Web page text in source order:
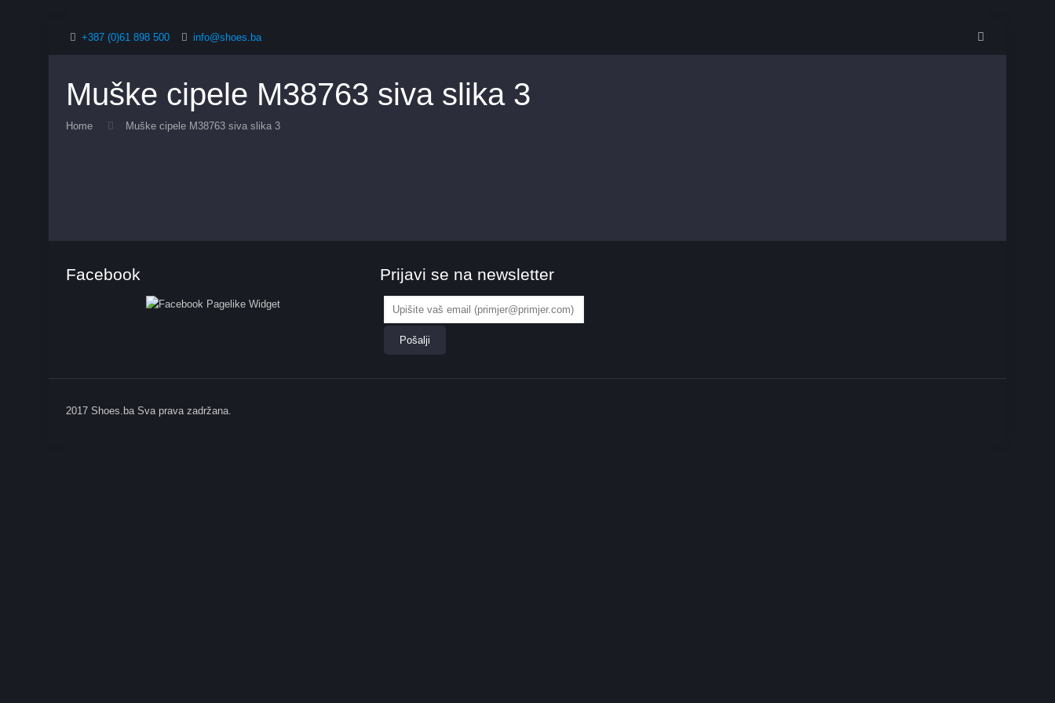
+387 (0)61 898 500 info@shoes.ba
Muške cipele M38763 siva slika 3
Home Muške cipele M38763 siva slika 3
Facebook Prijavi se na newsletter
2017 Shoes.ba Sva prava zadržana.